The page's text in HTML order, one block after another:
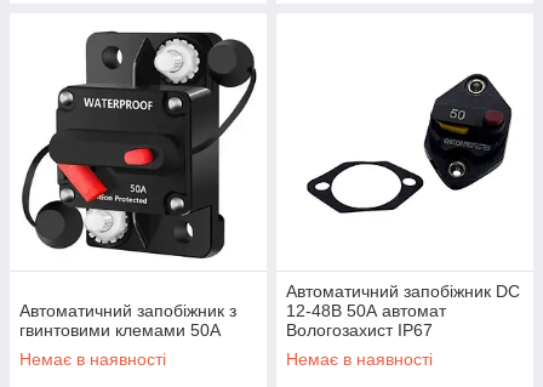
Автоматичний запобіжник з
гвинтовими клемами 50A
Немає в наявності
Автоматичний запобіжник DС
12-48В 50А автомат
Вологозахист IP67
Немає в наявності